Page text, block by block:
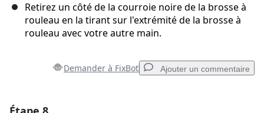
Retirez un côté de la courroie noire de la brosse à
rouleau en la tirant sur l'extrémité de la brosse à
rouleau avec votre autre main.
Demander à FixBot Ajouter un commentaire